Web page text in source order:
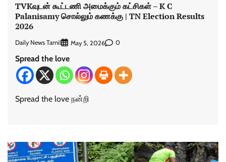
TVKவுடன் கூட்டணி அமைக்கும் கட்சிகள் – K C
Palanisamy சொல்லும் கணக்கு | TN Election Results
2026
Daily News Tamil May 5, 2026 0
Spread the love
Spread the love நன்றி